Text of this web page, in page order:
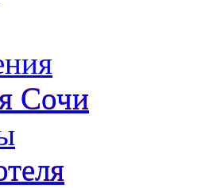
Сочи